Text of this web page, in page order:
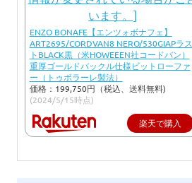
ENZO BONAFE【エンツォボナフェ】
ART2695/CORDVAN8 NERO/530GIAPラス
トBLACK黒（米HOWEEEN社コードバン）
重厚ゴールドバックル仕様ビットローファ
ー（トゥボラーレ製法）
価格：199,750円（税込、送料無料)
(2024/5/15時点)
楽天で購入